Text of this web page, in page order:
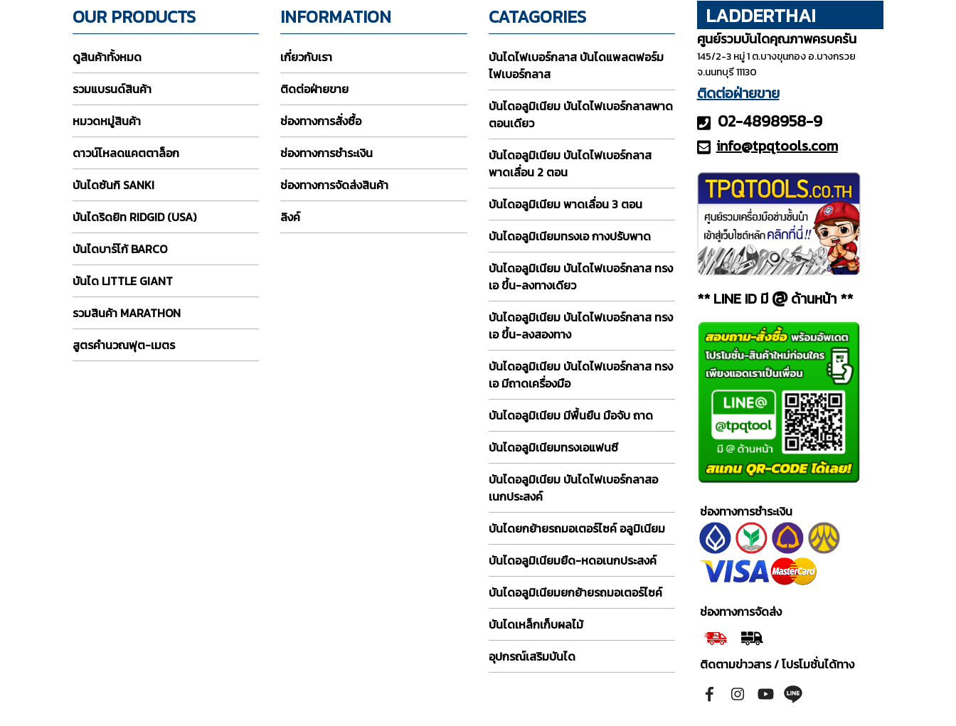
OUR PRODUCTS
ดูสินค้าทั้งหมด
รวมแบรนด์สินค้า
หมวดหมู่สินค้า
ดาวน์โหลดแคตตาล็อก
บันไดซันกิ SANKI
บันไดริดยิท RIDGID (USA)
บันไดบาร์โก้ BARCO
บันได LITTLE GIANT
รวมสินค้า MARATHON
สูตรคำนวณฟุต-เมตร
INFORMATION
เกี่ยวกับเรา
ติดต่อฝ่ายขาย
ช่องทางการสั่งซื้อ
ช่องทางการชำระเงิน
ช่องทางการจัดส่งสินค้า
ลิงค์
CATAGORIES
บันไดไฟเบอร์กลาส บันไดแพลตฟอร์ม
ไฟเบอร์กลาส
บันไดอลูมิเนียม บันไดไฟเบอร์กลาสพาด
ตอนเดียว
บันไดอลูมิเนียม บันไดไฟเบอร์กลาส
พาดเลื่อน 2 ตอน
บันไดอลูมิเนียม พาดเลื่อน 3 ตอน
บันไดอลูมิเนียมทรงเอ กางปรับพาด
บันไดอลูมิเนียม บันไดไฟเบอร์กลาส ทรง
เอ ขึ้น-ลงทางเดียว
บันไดอลูมิเนียม บันไดไฟเบอร์กลาส ทรง
เอ ขึ้น-ลงสองทาง
บันไดอลูมิเนียม บันไดไฟเบอร์กลาส ทรง
เอ มีถาดเครื่องมือ
บันไดอลูมิเนียม มีพื้นยืน มือจับ ถาด
บันไดอลูมิเนียมทรงเอแฟนซี
บันไดอลูมิเนียม บันไดไฟเบอร์กลาสอ
เนกประสงค์
บันไดยกย้ายรถมอเตอร์ไซค์ อลูมิเนียม
บันไดอลูมิเนียมยืด-หดอเนกประสงค์
บันไดอลูมิเนียมยกย้ายรถมอเตอร์ไซค์
บันไดเหล็กเก็บผลไม้
อุปกรณ์เสริมบันได
LADDERTHAI
ศูนย์รวมบันไดคุณภาพครบครัน
145/2-3 หมู่ 1 ต.บางขุนกอง อ.บางกรวย
จ.นนทบุรี 11130
ติดต่อฝ่ายขาย
02-4898958-9
info@tpqtools.com
** LINE ID มี @ด้านหน้า **
ช่องทางการชำระเงิน
ช่องทางการจัดส่ง
ติดตามข่าวสาร / โปรโมชั่นได้ทาง